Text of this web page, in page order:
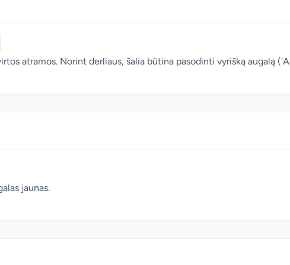
atramos. Norint derliaus, šalia būtina pasodinti vyrišką augalą
jaunas.